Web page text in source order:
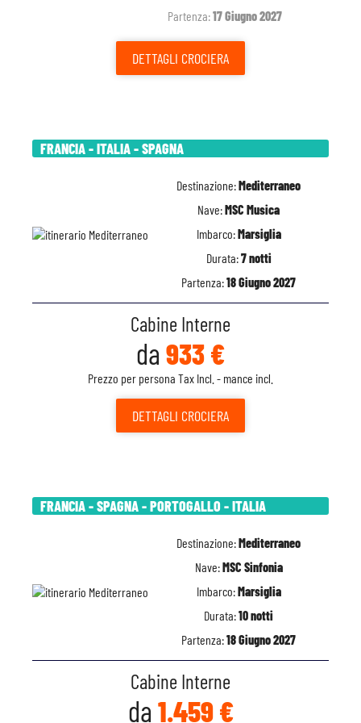
Partenza:17 Giugno 2027
DETTAGLI CROCIERA
FRANCIA - ITALIA - SPAGNA
Destinazione:Mediterraneo
Nave:MSC Musica
Imbarco:Marsiglia
Durata:7 notti
Partenza:18 Giugno 2027
Cabine Interne
da 933 €
Prezzo per persona Tax Incl. - mance incl.
DETTAGLI CROCIERA
FRANCIA - SPAGNA - PORTOGALLO - ITALIA
Destinazione:Mediterraneo
Nave:MSC Sinfonia
Imbarco:Marsiglia
Durata:10 notti
Partenza:18 Giugno 2027
Cabine Interne
da 1.459 €